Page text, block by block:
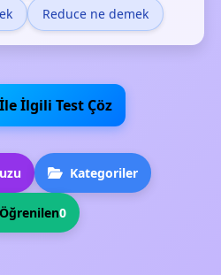
Reduce ne demek
İlgili Test Çöz
Kategoriler
Öğrenilen0